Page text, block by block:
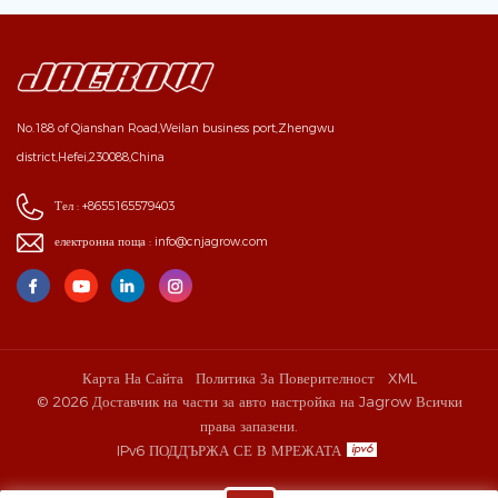
No.188 of Qianshan Road,Weilan business port,Zhengwu
district,Hefei,230088,China
Тел : +8655165579403
електронна поща : info@cnjagrow.com
Карта На Сайта Политика За Поверителност
XML
© 2026 Доставчик на части за авто настройка на Jagrow Всички
права запазени.
IPv6 ПОДДЪРЖА СЕ В МРЕЖАТА